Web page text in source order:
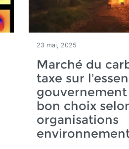
23 mai, 2025
Marché du
taxe sur
bon choix
organisations